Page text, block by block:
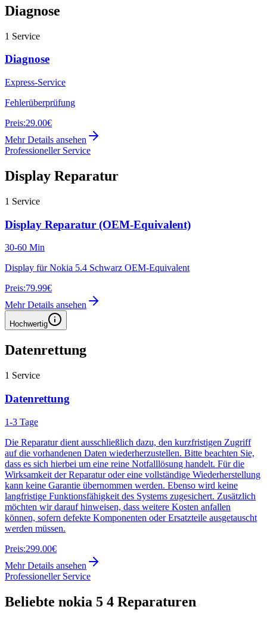
Diagnose
1 Service
Diagnose
Express-Service
Fehlerüberprüfung
Preis:29.00€
Mehr Details ansehen
Professioneller Service
Display Reparatur
1 Service
Display Reparatur (OEM-Equivalent)
30-60 Min
Display für Nokia 5.4 Schwarz OEM-Equivalent
Preis:79.99€
Mehr Details ansehen
Hochwertig
Datenrettung
1 Service
Datenrettung
1-3 Tage
Die Reparatur dient ausschließlich dazu, den kurzfristigen Zugriff
auf die vorhandenen Daten wiederherzustellen. Bitte beachten Sie,
dass es sich hierbei um eine reine Notfalllösung handelt. Für die
Wirksamkeit der Reparatur oder eine vollständige Wiederherstellung
kann keine Garantie übernommen werden. Ebenso wird keine
langfristige Funktionsfähigkeit des Systems zugesichert. Zusätzlich
möchten wir darauf hinweisen, dass weitere Kosten anfallen
können, sofern defekte Komponenten oder Ersatzteile ausgetauscht
werden müssen.
Preis:299.00€
Mehr Details ansehen
Professioneller Service
Beliebte nokia 5 4 Reparaturen